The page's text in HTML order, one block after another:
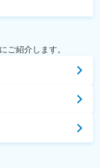
ご紹介します。